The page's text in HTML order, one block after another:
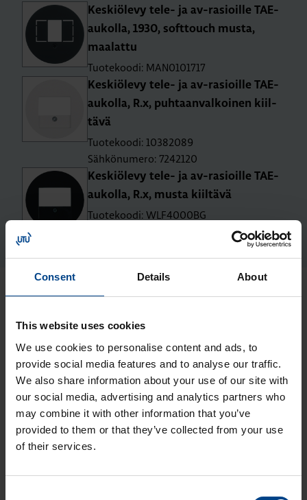
Consent Details About
This website uses cookies
We use cookies to personalise content and ads, to
provide social media features and to analyse our traffic.
We also share information about your use of our site with
our social media, advertising and analytics partners who
may combine it with other information that you’ve
provided to them or that they’ve collected from your use
of their services.
Kes­kiö­le­vy tele- ja av-rasioil­le TAE-
au­kol­la, 1930, soft­touch musta,
maa­lat­tu
Tuotekoodi: MAN0101717
Kes­kiö­le­vy tele- ja av-rasioil­le TAE-
au­kol­la, R.x, puh­taan­val­koi­nen kiil­
tä­vä
Tuotekoodi: 10382089
Sähkönumero: 7242120
Kes­kiö­le­vy tele- ja av-rasioil­le TAE-
au­kol­la, R.x, musta kiil­tä­vä
Tuotekoodi: WLF4000BG
Asennustarvikkeet
ASENNUSTARVIKKEET
4.6.2026
Berker-
asennuskalusteet
siirtyvät Hager-
ASENNUSTARVIKKEET